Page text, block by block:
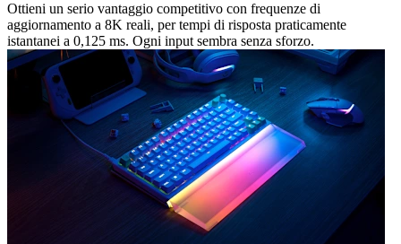
Ottieni un serio vantaggio competitivo con frequenze di
aggiornamento a 8K reali, per tempi di risposta praticamente
istantanei a 0,125 ms. Ogni input sembra senza sforzo.